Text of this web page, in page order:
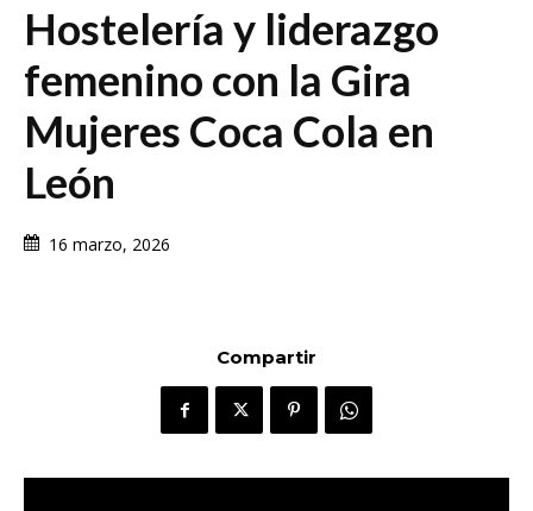
Hostelería y liderazgo
femenino con la Gira
Mujeres Coca Cola en
León
16 marzo, 2026
Compartir